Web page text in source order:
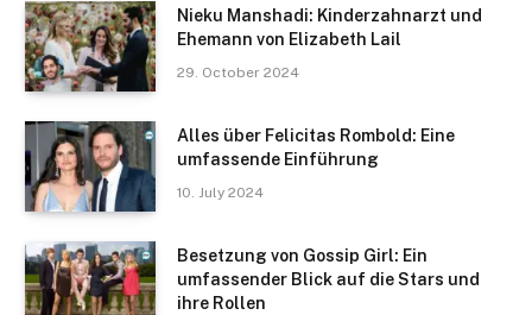
Nieku Manshadi: Kinderzahnarzt und
Ehemann von Elizabeth Lail
29. October 2024
Alles über Felicitas Rombold: Eine
umfassende Einführung
10. July 2024
Besetzung von Gossip Girl: Ein
umfassender Blick auf die Stars und
ihre Rollen